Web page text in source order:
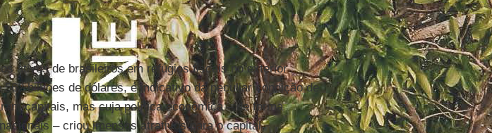
ativos de brasileiros em refúgios fiscais no exterior
562 bilhões de dólares, é indicativo da peculiar condição de
capitais, mas cuja política econômica – de forma
– criou imensos atrativos para o capital